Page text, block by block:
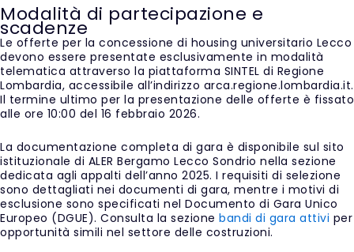
Modalità di partecipazione e
scadenze
Le offerte per la concessione di housing universitario Lecco
devono essere presentate esclusivamente in modalità
telematica attraverso la piattaforma SINTEL di Regione
Lombardia, accessibile all’indirizzo arca.regione.lombardia.it.
Il termine ultimo per la presentazione delle offerte è fissato
alle ore 10:00 del 16 febbraio 2026.
La documentazione completa di gara è disponibile sul sito
istituzionale di ALER Bergamo Lecco Sondrio nella sezione
dedicata agli appalti dell’anno 2025. I requisiti di selezione
sono dettagliati nei documenti di gara, mentre i motivi di
esclusione sono specificati nel Documento di Gara Unico
Europeo (DGUE). Consulta la sezione bandi di gara attivi per
opportunità simili nel settore delle costruzioni.